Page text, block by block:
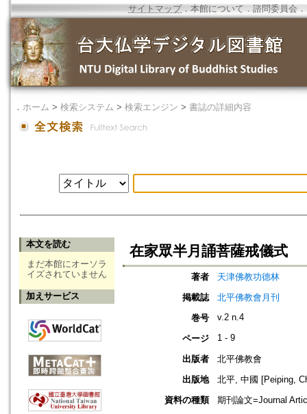
サイトマップ．本館について ． 諮問委員会 ．
． ホーム > 検索システム > 検索エンジン > 書誌の詳細内容
本文を読む
まだ本館にオーソラ
イズされていません
加えサービス
在家眾半月誦菩薩戒儀式
著者
天津佛教功德林
掲載誌
北平佛教會月刊
巻号
v.2 n.4
ページ 1 - 9
出版者
北平佛教會
出版地
北平, 中國 [Peiping,
資料の種類
期刊論文=Journal